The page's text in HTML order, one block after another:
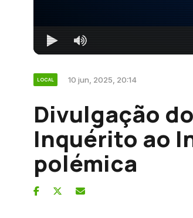
LOCAL 10 jun, 2025, 20:14
Divulgação
Inquérito ao
polémica